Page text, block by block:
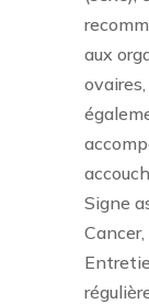
aux
Signe